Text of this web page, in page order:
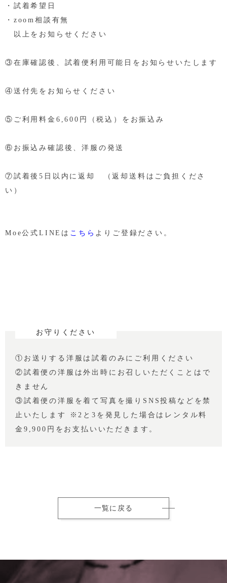
・試着希望日
・zoom相談有無
以上をお知らせください
③在庫確認後、試着便利用可能日をお知らせいたします
④送付先をお知らせください
⑤ご利用料金6,600円（税込）をお振込み
⑥お振込み確認後、洋服の発送
⑦試着後5日以内に返却 （返却送料はご負担くださ
い）
Moe公式LINEは こちら よりご登録ださい。
お守りください
①お送りする洋服は試着のみにご利用ください
②試着便の洋服は外出時にお召しいただくことはで
きません
③試着便の洋服を着て写真を撮りSNS投稿などを禁
止いたします ※2と3を発見した場合はレンタル料
金9,900円をお支払いいただきます。
一覧に戻る